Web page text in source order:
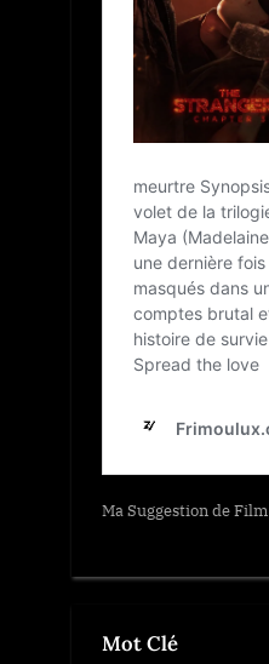
Ma Suggestion de Film
Mot Clé